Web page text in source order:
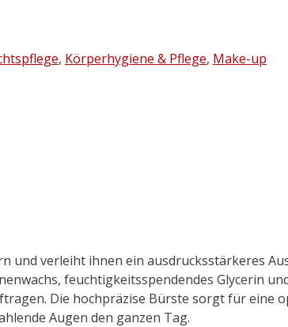
, Körperhygiene & Pflege, Make-up
und verleiht ihnen ein ausdrucksstärkeres
feuchtigkeitsspendendes Glycerin
Die hochpräzise Bürste sorgt für eine
Augen den ganzen Tag.